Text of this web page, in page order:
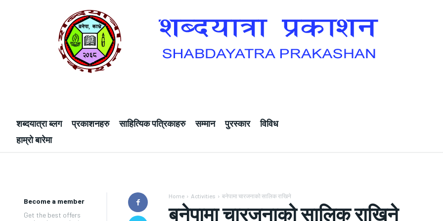
शब्दयात्रा ब्लग प्रकाशनहरु साहित्यिक पत्रिकाहरु सम्मान पुरस्कार
विविध
हाम्रो बारेमा
Become a member
Get the best offers
Home Activities बनेपामा चारजनाको सालिक राखिने
बनेपामा चारजनाको सालिक राखिने